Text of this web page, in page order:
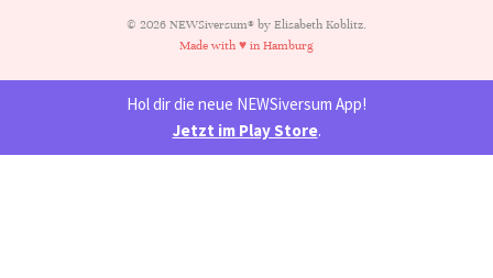
© 2026 NEWSiversum® by Elisabeth Koblitz.
Made with ♥ in Hamburg
Hol dir die neue NEWSiversum App!
Jetzt im Play Store.